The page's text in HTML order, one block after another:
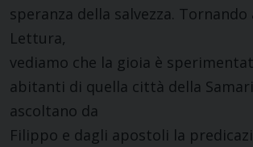
speranza della salvezza.
Lettura,
vediamo che la gioia è
abitanti di quella città della
ascoltano da
Filippo e dagli apostoli la